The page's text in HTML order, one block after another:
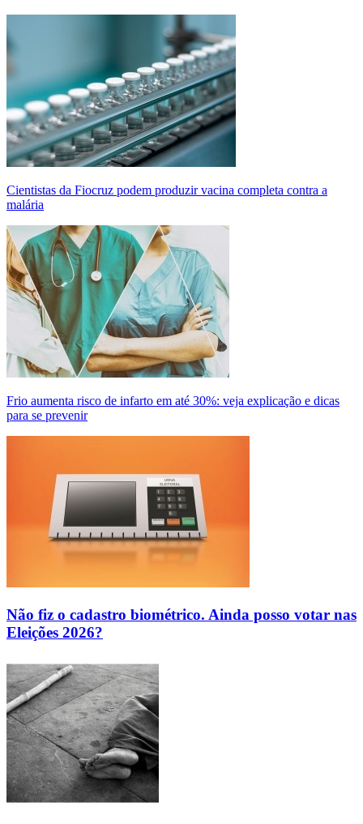
Cientistas da Fiocruz podem produzir vacina completa contra a
malária
Frio aumenta risco de infarto em até 30%: veja explicação e dicas
para se prevenir
Não fiz o cadastro biométrico. Ainda posso votar nas
Eleições 2026?